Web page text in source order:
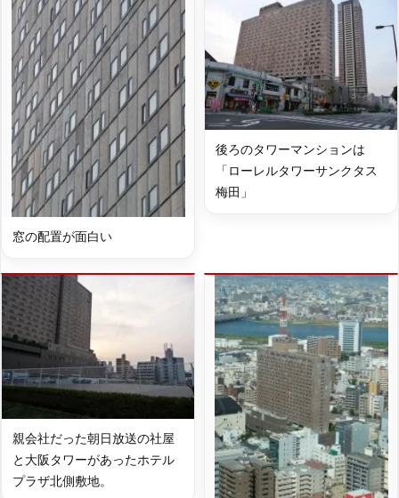
窓の配置が面白い
後ろのタワーマンションは
「ローレルタワーサンクタス
梅田」
親会社だった朝日放送の社屋
と大阪タワーがあったホテル
プラザ北側敷地。